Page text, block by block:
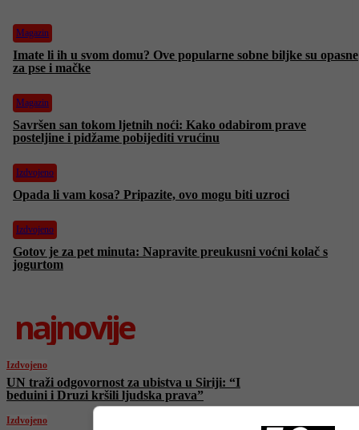
Magazin
Imate li ih u svom domu? Ove popularne sobne biljke su opasne
za pse i mačke
Magazin
Savršen san tokom ljetnih noći: Kako odabirom prave
posteljine i pidžame pobijediti vrućinu
Izdvojeno
Opada li vam kosa? Pripazite, ovo mogu biti uzroci
Izdvojeno
Gotov je za pet minuta: Napravite preukusni voćni kolač s
jogurtom
najnovije
Izdvojeno
UN traži odgovornost za ubistva u Siriji: “I
beduini i Druzi kršili ljudska prava”
Izdvojeno